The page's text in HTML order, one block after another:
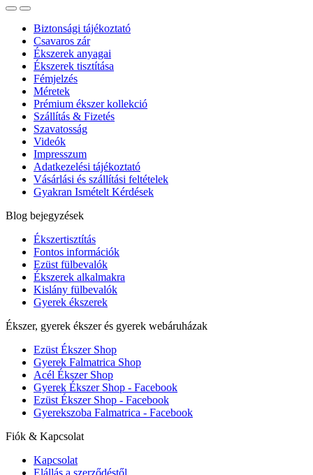
Biztonsági tájékoztató
Csavaros zár
Ékszerek anyagai
Ékszerek tisztítása
Fémjelzés
Méretek
Prémium ékszer kollekció
Szállítás & Fizetés
Szavatosság
Videók
Impresszum
Adatkezelési tájékoztató
Vásárlási és szállítási feltételek
Gyakran Ismételt Kérdések
Blog bejegyzések
Ékszertisztítás
Fontos információk
Ezüst fülbevalók
Ékszerek alkalmakra
Kislány fülbevalók
Gyerek ékszerek
Ékszer, gyerek ékszer és gyerek webáruházak
Ezüst Ékszer Shop
Gyerek Falmatrica Shop
Acél Ékszer Shop
Gyerek Ékszer Shop - Facebook
Ezüst Ékszer Shop - Facebook
Gyerekszoba Falmatrica - Facebook
Fiók & Kapcsolat
Kapcsolat